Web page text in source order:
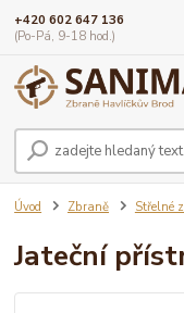
+420 602 647 136
(Po-Pá, 9-18 hod.)
Úvod Zbraně Střelné
Jateční